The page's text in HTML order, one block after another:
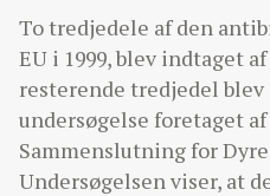
To tredjedele af den
EU i 1999, blev indtaget
resterende tredjedel
undersøgelse foretaget
Sammenslutning for
Undersøgelsen viser, at